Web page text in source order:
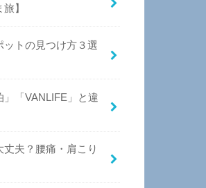
】
ットの見つけ方３選
」「VANLIFE」と違
丈夫？腰痛・肩こり